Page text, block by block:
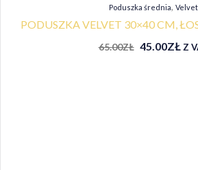
Poduszka średnia, Velvet
PODUSZKA VELVET 30×40 CM,
65.00ZŁ 45.00ZŁ Z